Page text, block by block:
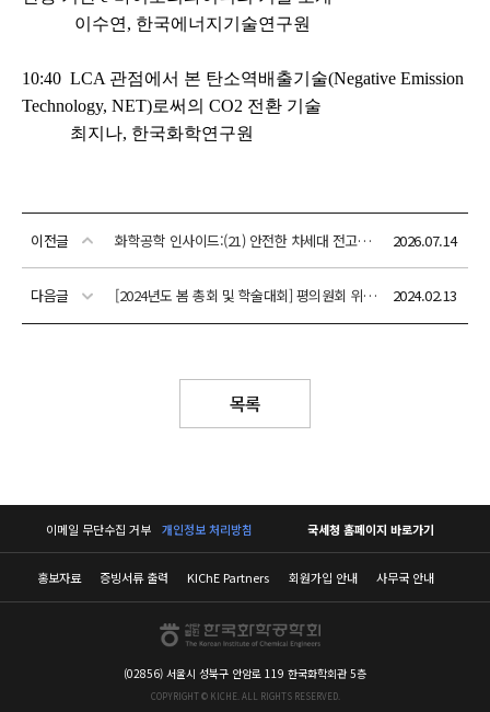
이전글 화학공학 인사이드:(21) 안전한 차세대 전고체전지 개발 2026.07.14
다음글 [2024년도 봄 총회 및 학술대회] 평의원회 위임장 양식 2024.02.13
목록
이메일 무단수집 거부 개인정보 처리방침 국세청 홈페이지 바로가기
홍보자료 증빙서류 출력 KIChE Partners 회원가입 안내 사무국 안내
(02856) 서울시 성북구 안암로 119 한국화학회관 5층
COPYRIGHT © KICHE. ALL RIGHTS RESERVED.